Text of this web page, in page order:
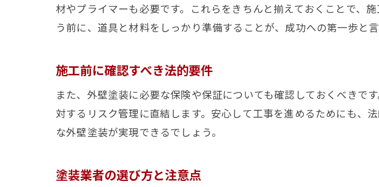
色選びで押さ
アクリル系、
最適な施工時
季節ごとのメ
材やプライマーも必要です。これらをきちんと揃えておくことで、
う前に、道具と材料をしっかり準備することが、成功への第一歩と言
施工前に確認すべき法的要件
また、外壁塗装に必要な保険や保証についても確認しておくべきで
対するリスク管理に直結します。安心して工事を進めるためにも、
な外壁塗装が実現できるでしょう。
塗装業者の選び方と注意点